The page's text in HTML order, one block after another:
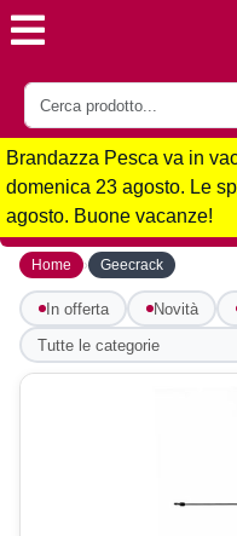
Brandazza Pesca va in
domenica 23 agosto. Le
agosto. Buone vacanze!
Home › Geecrack
In offerta Novità